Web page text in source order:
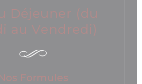
Déjeuner (du
au Vendredi)
Formules